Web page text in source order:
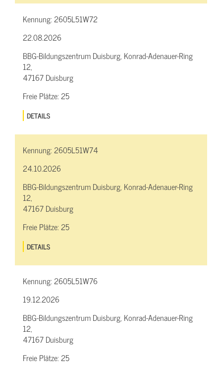
Kennung:2605L51W72
22.08.2026
BBG-Bildungszentrum Duisburg, Konrad-Adenauer-Ring
12,
47167 Duisburg
Freie Plätze:25
DETAILS
Kennung:2605L51W74
24.10.2026
BBG-Bildungszentrum Duisburg, Konrad-Adenauer-Ring
12,
47167 Duisburg
Freie Plätze:25
DETAILS
Kennung:2605L51W76
19.12.2026
BBG-Bildungszentrum Duisburg, Konrad-Adenauer-Ring
12,
47167 Duisburg
Freie Plätze:25